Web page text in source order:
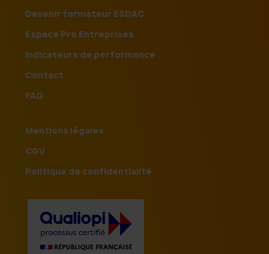
Devenir formateur ESDAC
Espace Pro Entreprises
Indicateurs de performance
Contact
FAQ
Mentions légales
CGV
Politique de confidentialité